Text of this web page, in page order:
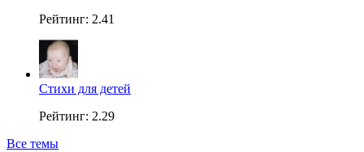
Рейтинг: 2.41
Стихи для детей
Рейтинг: 2.29
Все темы